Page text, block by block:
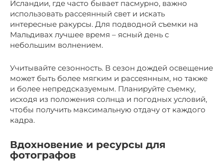
Исландии, где часто бывает пасмурно, важно
использовать рассеянный свет и искать
интересные ракурсы. Для подводной съемки на
Мальдивах лучшее время – ясный день с
небольшим волнением.
Учитывайте сезонность. В сезон дождей освещение
может быть более мягким и рассеянным, но также
и более непредсказуемым. Планируйте съемку,
исходя из положения солнца и погодных условий,
чтобы получить максимальную отдачу от каждого
кадра.
Вдохновение и ресурсы для
фотографов